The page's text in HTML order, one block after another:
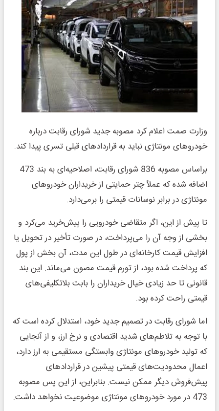
وزارت صمت اعلام کرد مصوبه جدید شورای رقابت درباره
خودروهای مونتاژی نباید به قراردادهای قبلی تسری پیدا کند.
براساس مصوبه 836 شورای رقابت، اصلاحیه‌ای به بند 473
اضافه شده که عملاً چتر حمایتی از خریداران خودروهای
مونتاژی در برابر نوسانات قیمتی را برمی‌دارد.
تا پیش از این، اگر متقاضی خودرویی را پیش‌خرید می‌کرد و
بخشی از وجه آن را می‌پرداخت، در صورت تأخیر در تحویل یا
افزایش قیمت کارخانه‌ای در طول این مدت، آن بخش از پول
که پرداخت شده بود، از تورم قیمت مصون می‌ماند. این بند
قانونی تا حد زیادی خیال خریداران را بابت بلاتکلیفی‌های
قیمتی راحت کرده بود.
اما شورای رقابت در تصمیم جدید خود، استدلال کرده است که
با توجه به تلاطم‌های شدید اقتصادی و نرخ ارز، و از آنجایی
که تولید خودروهای مونتاژی وابستگی مستقیمی به ارز دارد،
اعمال محدودیت‌های قیمتی پیشین در قراردادهای
پیش‌فروش دیگر ممکن نیست. بنابراین، از این پس مصوبه
473 در مورد خودروهای مونتاژی موضوعیت نخواهد داشت.